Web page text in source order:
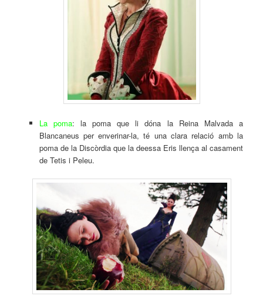
La poma: la poma que li dóna la Reina Malvada a
Blancaneus per enverinar-la, té una clara relació amb la
poma de la Discòrdia que la deessa Eris llença al casament
de Tetis i Peleu.